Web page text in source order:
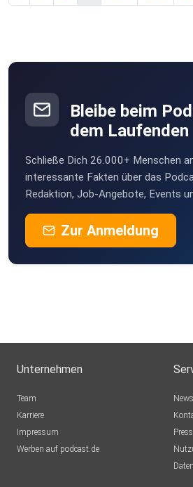
Bleibe beim
dem Laufenden
Schließe Dich 26.000+ Menschen
interessante Fakten über das
Redaktion, Job-Angebote, Events
Zur Anmeldung
Unternehmen
Team
Karriere
Impressum
Werben auf podcast.de